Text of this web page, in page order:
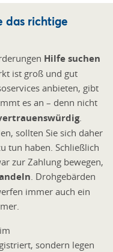
das richtige
Hilfe suchen
ist groß und gut
anbieten, gibt
es an – denn nicht
.
sollten Sie sich daher
tun haben. Schließlich
zur Zahlung bewegen,
. Drohgebärden
immer auch ein
sondern legen